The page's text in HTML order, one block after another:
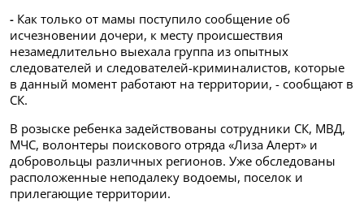
- Как только от мамы поступило сообщение об
исчезновении дочери, к месту происшествия
незамедлительно выехала группа из опытных
следователей и следователей-криминалистов, которые
в данный момент работают на территории, - сообщают в
СК.
В розыске ребенка задействованы сотрудники СК, МВД,
МЧС, волонтеры поискового отряда «Лиза Алерт» и
добровольцы различных регионов. Уже обследованы
расположенные неподалеку водоемы, поселок и
прилегающие территории.